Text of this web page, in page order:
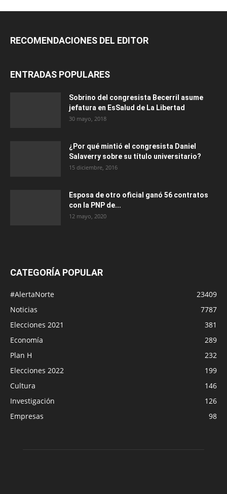
RECOMENDACIONES DEL EDITOR
ENTRADAS POPULARES
Sobrino del congresista Becerril asume
jefatura en EsSalud de La Libertad
30 mayo, 2018
¿Por qué mintió el congresista Daniel
Salaverry sobre su título universitario?
15 diciembre, 2016
Esposa de otro oficial ganó 56 contratos
con la PNP de...
12 mayo, 2020
CATEGORÍA POPULAR
#AlertaNorte
23409
Noticias
7787
Elecciones 2021
381
Economía
289
Plan H
232
Elecciones 2022
199
Cultura
146
Investigación
126
Empresas
98